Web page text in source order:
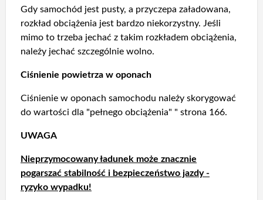
Gdy samochód jest pusty, a przyczepa załadowana,
rozkład obciążenia jest bardzo niekorzystny. Jeśli
mimo to trzeba jechać z takim rozkładem obciążenia,
należy jechać szczególnie wolno.
Ciśnienie powietrza w oponach
Ciśnienie w oponach samochodu należy skorygować
do wartości dla "pełnego obciążenia" " strona 166.
UWAGA
Nieprzymocowany ładunek może znacznie
pogarszać stabilność i bezpieczeństwo jazdy -
ryzyko wypadku!